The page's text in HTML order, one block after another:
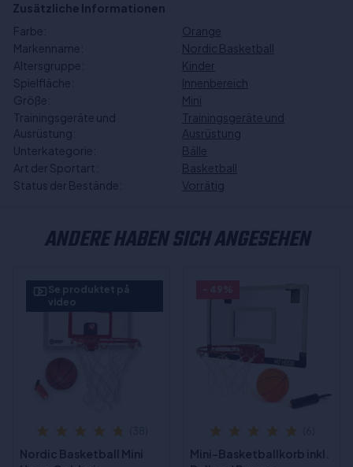
Zusätzliche Informationen
Farbe:
Orange
Markenname:
Nordic Basketball
Altersgruppe:
Kinder
Spielfläche:
Innenbereich
Größe:
Mini
Trainingsgeräte und
Ausrüstung:
Trainingsgeräte und
Ausrüstung
Unterkategorie:
Bälle
Art der Sportart:
Basketball
Status der Bestände:
Vorrätig
ANDERE HABEN SICH ANGESEHEN
Se produktet på
video
Nordic Basketball Mini
Mini-Basketballkorb inkl.